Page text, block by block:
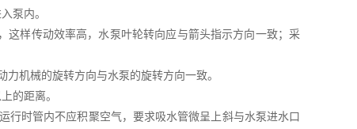
泵内。
样传动效率高，水泵叶轮转向应与箭头指示方向一致；采
机械的旋转方向与水泵的旋转方向一致。
的距离。
行时管内不应积聚空气，要求吸水管微呈上斜与水泵进水口